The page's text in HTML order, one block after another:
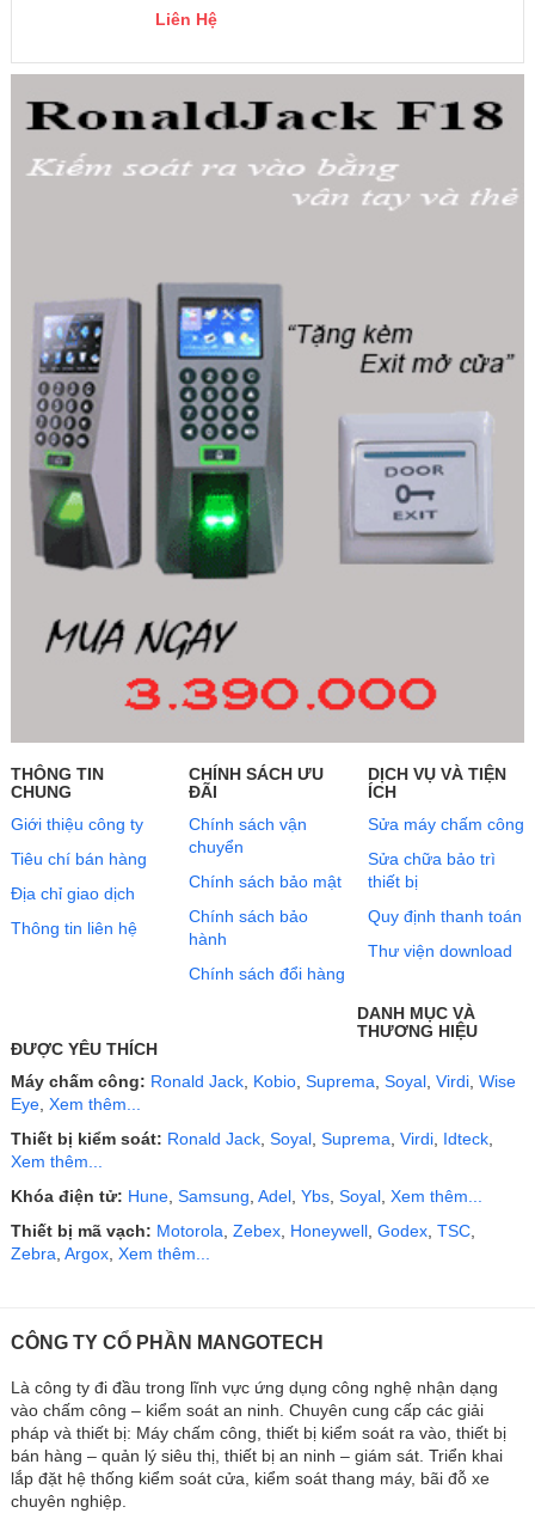
Liên Hệ
THÔNG TIN
CHUNG
Giới thiệu công ty
Tiêu chí bán hàng
Địa chỉ giao dịch
Thông tin liên hệ
CHÍNH SÁCH ƯU
ĐÃI
Chính sách vận
chuyển
Chính sách bảo mật
Chính sách bảo
hành
Chính sách đổi hàng
DỊCH VỤ VÀ TIỆN
ÍCH
Sửa máy chấm công
Sửa chữa bảo trì
thiết bị
Quy định thanh toán
Thư viện download
DANH MỤC VÀ
THƯƠNG HIỆU
ĐƯỢC YÊU THÍCH
Máy chấm công: Ronald Jack, Kobio, Suprema, Soyal, Virdi, Wise
Eye, Xem thêm...
Thiết bị kiểm soát: Ronald Jack, Soyal, Suprema, Virdi, Idteck,
Xem thêm...
Khóa điện tử: Hune, Samsung, Adel, Ybs, Soyal, Xem thêm...
Thiết bị mã vạch: Motorola, Zebex, Honeywell, Godex, TSC,
Zebra, Argox, Xem thêm...
CÔNG TY CỔ PHẦN MANGOTECH
Là công ty đi đầu trong lĩnh vực ứng dụng công nghệ nhận dạng
vào chấm công – kiểm soát an ninh. Chuyên cung cấp các giải
pháp và thiết bị: Máy chấm công, thiết bị kiểm soát ra vào, thiết bị
bán hàng – quản lý siêu thị, thiết bị an ninh – giám sát. Triển khai
lắp đặt hệ thống kiểm soát cửa, kiểm soát thang máy, bãi đỗ xe
chuyên nghiệp.